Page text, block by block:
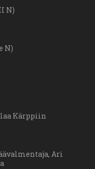
N)
N)
Kärppiin
Ari